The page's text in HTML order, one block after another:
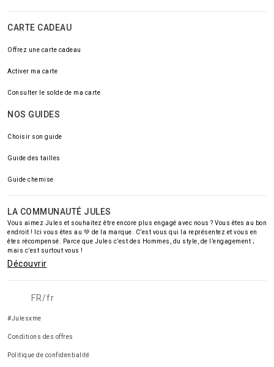
CARTE CADEAU
Offrez une carte cadeau
Activer ma carte
Consulter le solde de ma carte
NOS GUIDES
Choisir son guide
Guide des tailles
Guide chemise
LA COMMUNAUTÉ JULES
Vous aimez Jules et souhaitez être encore plus engagé avec nous ? Vous êtes au bon
endroit ! Ici vous êtes au 💚 de la marque. C’est vous qui la représentez et vous en
êtes récompensé. Parce que Jules c’est des Hommes, du style, de l’engagement ;
mais c’est surtout vous !
Découvrir
FR/fr
#Julesxme
Conditions des offres
Politique de confidentialité